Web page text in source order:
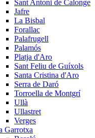
Sant Antoni de Calonge
Jafre
La Bisbal
Forallac
Palafrugell
Palamós
Platja d'Aro
Sant Feliu de Guíxols
Santa Cristina d'Aro
Serra de Daró
Torroella de Montgrí
Ullà
Ullastret
Verges
Garrotxa